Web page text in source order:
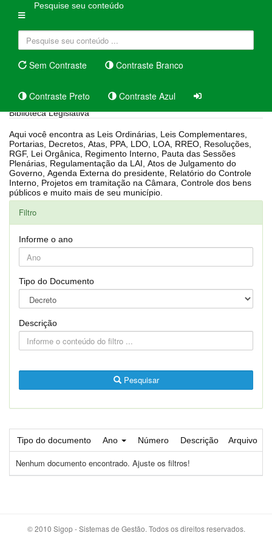
Pesquise seu conteúdo
Sem Contraste Contraste Branco
Contraste Preto Contraste Azul
Biblioteca Legislativa
Aqui você encontra as Leis Ordinárias, Leis Complementares,
Portarias, Decretos, Atas, PPA, LDO, LOA, RREO, Resoluções,
RGF, Lei Orgânica, Regimento Interno, Pauta das Sessões
Plenárias, Regulamentação da LAI, Atos de Julgamento do
Governo, Agenda Externa do presidente, Relatório do Controle
Interno, Projetos em tramitação na Câmara, Controle dos bens
públicos e muito mais de seu município.
Filtro
Informe o ano
Tipo do Documento
Descrição
Pesquisar
Tipo do documento Ano Número Descrição Arquivo
Nenhum documento encontrado. Ajuste os filtros!
© 2010 Sigop - Sistemas de Gestão. Todos os direitos reservados.